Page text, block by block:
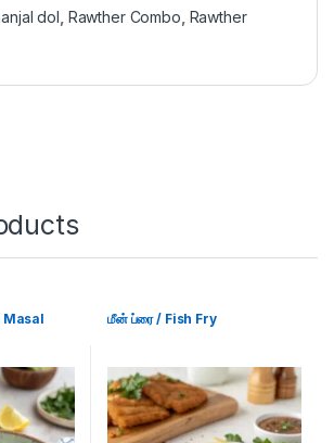
dol Rawther Combo Rawther
Masal மீன் ப்ரை / Fish Fry